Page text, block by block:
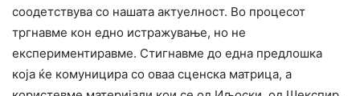
соодетствува со нашата актуелност. Во процесот
тргнавме кон едно истражување, но не
експериментиравме. Стигнавме до една предлошка
која ќе комуницира со оваа сценска матрица, а